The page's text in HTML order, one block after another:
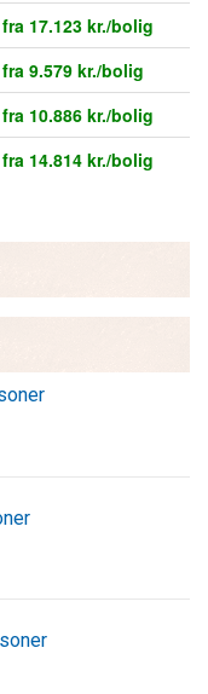
fra 17.123 kr./bolig
fra 9.579 kr./bolig
fra 10.886 kr./bolig
fra 14.814 kr./bolig